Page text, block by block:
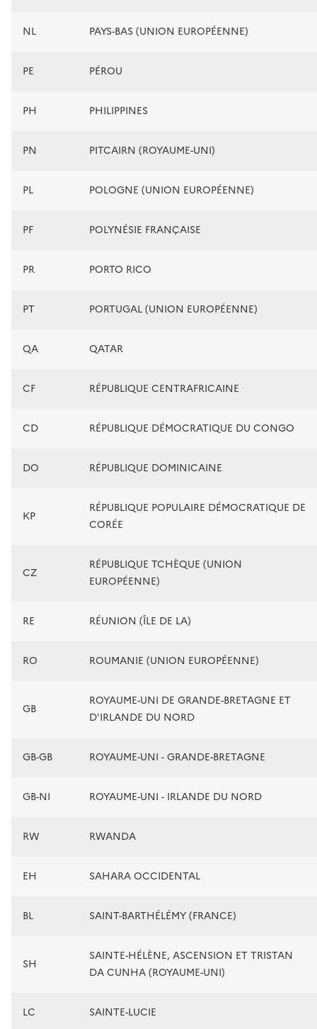
NL PAYS-BAS (UNION EUROPÉENNE)
PE PÉROU
PH PHILIPPINES
PN PITCAIRN (ROYAUME-UNI)
PL POLOGNE (UNION EUROPÉENNE)
PF POLYNÉSIE FRANÇAISE
PR PORTO RICO
PT PORTUGAL (UNION EUROPÉENNE)
QA QATAR
CF RÉPUBLIQUE CENTRAFRICAINE
CD RÉPUBLIQUE DÉMOCRATIQUE DU CONGO
DO RÉPUBLIQUE DOMINICAINE
KP
RÉPUBLIQUE POPULAIRE DÉMOCRATIQUE DE
CORÉE
CZ
RÉPUBLIQUE TCHÈQUE (UNION
EUROPÉENNE)
RE RÉUNION (ÎLE DE LA)
RO ROUMANIE (UNION EUROPÉENNE)
GB
ROYAUME-UNI DE GRANDE-BRETAGNE ET
D'IRLANDE DU NORD
GB-GB ROYAUME-UNI - GRANDE-BRETAGNE
GB-NI ROYAUME-UNI - IRLANDE DU NORD
RW RWANDA
EH SAHARA OCCIDENTAL
BL SAINT-BARTHÉLÉMY (FRANCE)
SH
SAINTE-HÉLÈNE, ASCENSION ET TRISTAN
DA CUNHA (ROYAUME-UNI)
LC SAINTE-LUCIE